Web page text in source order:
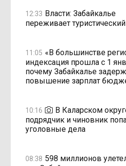
12:33 Власти: Забайкалье
переживает
11:05 «В большинстве
индексация прошла с 1
почему Забайкалье
повышение зарплат
10:16
В Каларском
подрядчик и чиновник
уголовные дела
08:38 598 миллионов